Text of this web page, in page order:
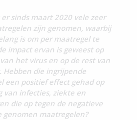
sinds maart 2020 vele zeer
zijn genomen, waarbij
is om per maatregel te
impact ervan is geweest op
het virus en op de rest van
Hebben die ingrijpende
een positief effect gehad op
van infecties, ziekte en
die op tegen de negatieve
genomen maatregelen?